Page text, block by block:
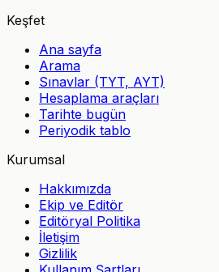
Keşfet
Ana sayfa
Arama
Sınavlar (TYT, AYT)
Hesaplama araçları
Tarihte bugün
Periyodik tablo
Kurumsal
Hakkımızda
Ekip ve Editör
Editöryal Politika
İletişim
Gizlilik